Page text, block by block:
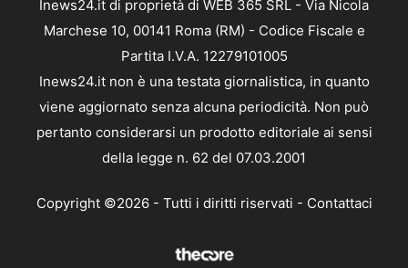
Inews24.it di proprietà di WEB 365 SRL - Via Nicola
Marchese 10, 00141 Roma (RM) - Codice Fiscale e
Partita I.V.A. 12279101005
Inews24.it non è una testata giornalistica, in quanto
viene aggiornato senza alcuna periodicità. Non può
pertanto considerarsi un prodotto editoriale ai sensi
della legge n. 62 del 07.03.2001
Copyright ©2026 - Tutti i diritti riservati - Contattaci